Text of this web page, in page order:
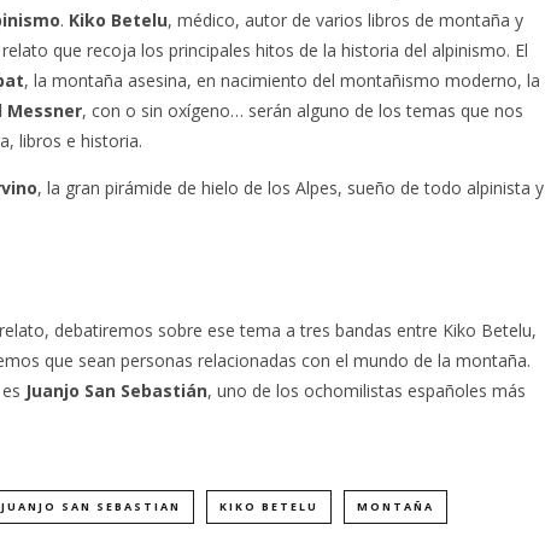
. Kiko Betelu, médico, autor de varios libros de montaña y
que recoja los principales hitos de la historia del alpinismo. El
, la montaña asesina, en nacimiento del montañismo moderno, la
Messner, con o sin oxígeno… serán alguno de los temas que nos
libros e historia.
, la gran pirámide de hielo de los Alpes, sueño de todo alpinista y
debatiremos sobre ese tema a tres bandas entre Kiko Betelu,
que sean personas relacionadas con el mundo de la montaña.
Juanjo San Sebastián, uno de los ochomilistas españoles más
JUANJO SAN SEBASTIAN KIKO BETELU MONTAÑA